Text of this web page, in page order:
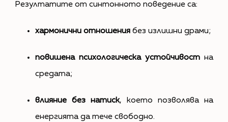
Резултатите от синтонното поведение са:
хармонични отношениябез излишни драми;
повишена психологическа устойчивост на
средата;
влияние без натиск, което позволява на
енергията да тече свободно.